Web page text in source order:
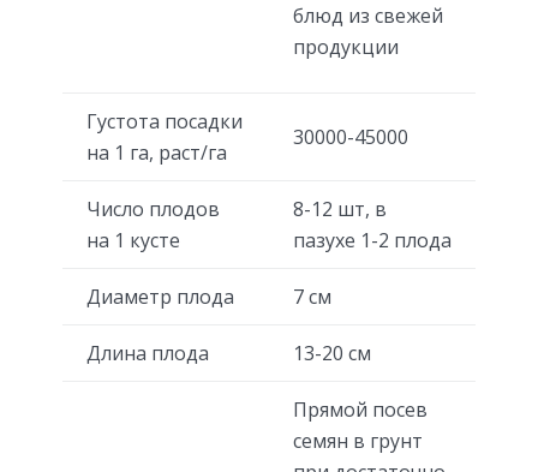
блюд из свежей
продукции
Густота посадки
на 1 га, раст/га
30000-45000
Число плодов
на 1 кусте
8-12 шт, в
пазухе 1-2 плода
Диаметр плода 7 см
Длина плода 13-20 см
Прямой посев
семян в грунт